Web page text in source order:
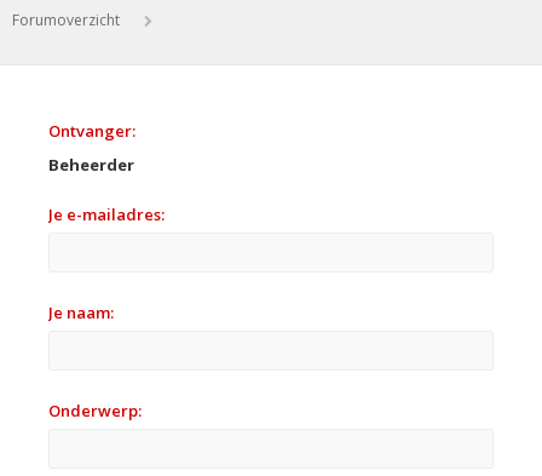
Forumoverzicht
Ontvanger:
Beheerder
Je e-mailadres:
Je naam:
Onderwerp: